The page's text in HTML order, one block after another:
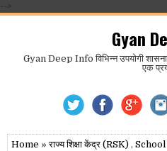
-->
Gyan
Gyan Deep Info विभिन्न उपयोगी
एक
Home »राज्य शिक्षा केंद्र (RSK) ,